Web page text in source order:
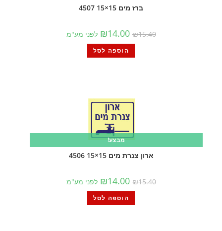
ברז מים 15×15 4507
₪15.40
₪14.00 לפני מע"מ
הוספה לסל
מבצע!
ארון צנרת מים 15×15 4506
₪15.40
₪14.00 לפני מע"מ
הוספה לסל